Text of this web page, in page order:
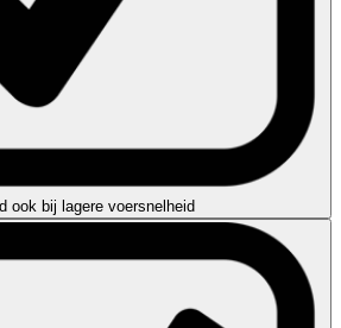
ook bij lagere voersnelheid